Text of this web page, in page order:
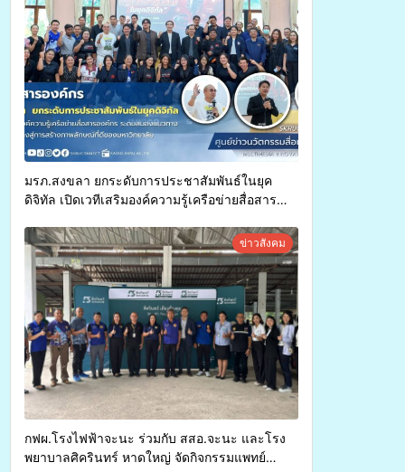
ยั่งยืน
มรภ.สงขลา ยกระดับการประชาสัมพันธ์ในยุค
ดิจิทัล เปิดเวทีเสริมองค์ความรู้เครือข่ายสื่อสาร
การสร้างภาพลักษณ์ที่ดีของมหาวิทยาลัยข่าวสังคม
กฟผ.โรงไฟฟ้าจะนะ ร่วมกับ สสอ.จะนะ และโรง
พยาบาลศิครินทร์ หาดใหญ่ จัดกิจกรรมแพทย์